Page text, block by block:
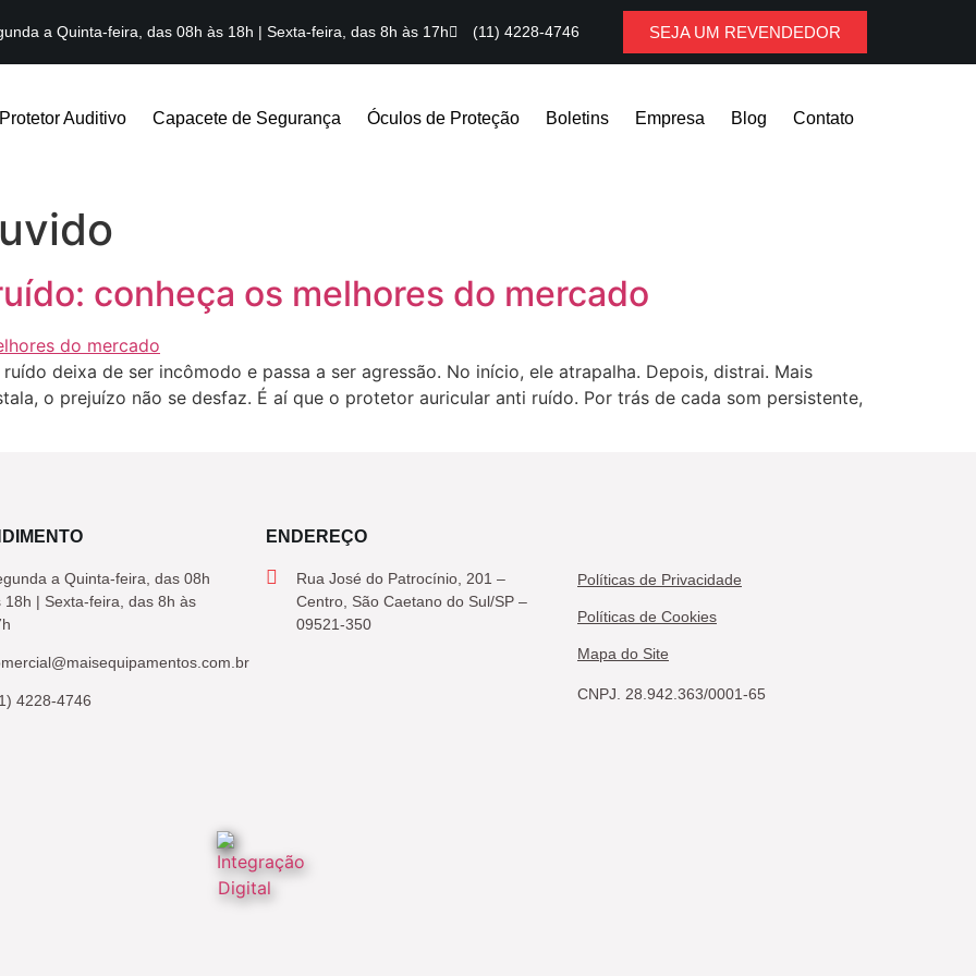
a Quinta-feira, das 08h às 18h | Sexta-feira, das 8h às 17h (11) 4228-4746 SEJA UM REVENDEDOR
Protetor Auditivo Capacete de Segurança Óculos de Proteção Boletins Empresa Blog Contato
conheça os melhores do mercado
deixa de ser incômodo e passa a ser agressão. No início, ele atrapalha. Depois, distrai. Mais
o prejuízo não se desfaz. É aí que o protetor auricular anti ruído. Por trás de cada som persistente,
a Quinta-feira, das 08h
18h | Sexta-feira, das 8h às
4228-4746
ENDEREÇO
Rua José do Patrocínio, 201 –
Centro, São Caetano do Sul/SP –
09521-350
Políticas de Privacidade
Políticas de Cookies
Mapa do Site
CNPJ. 28.942.363/0001-65